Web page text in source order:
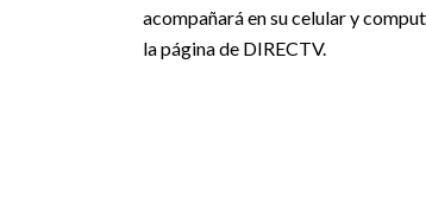
acompañará en su celular y
la página de DIRECTV.